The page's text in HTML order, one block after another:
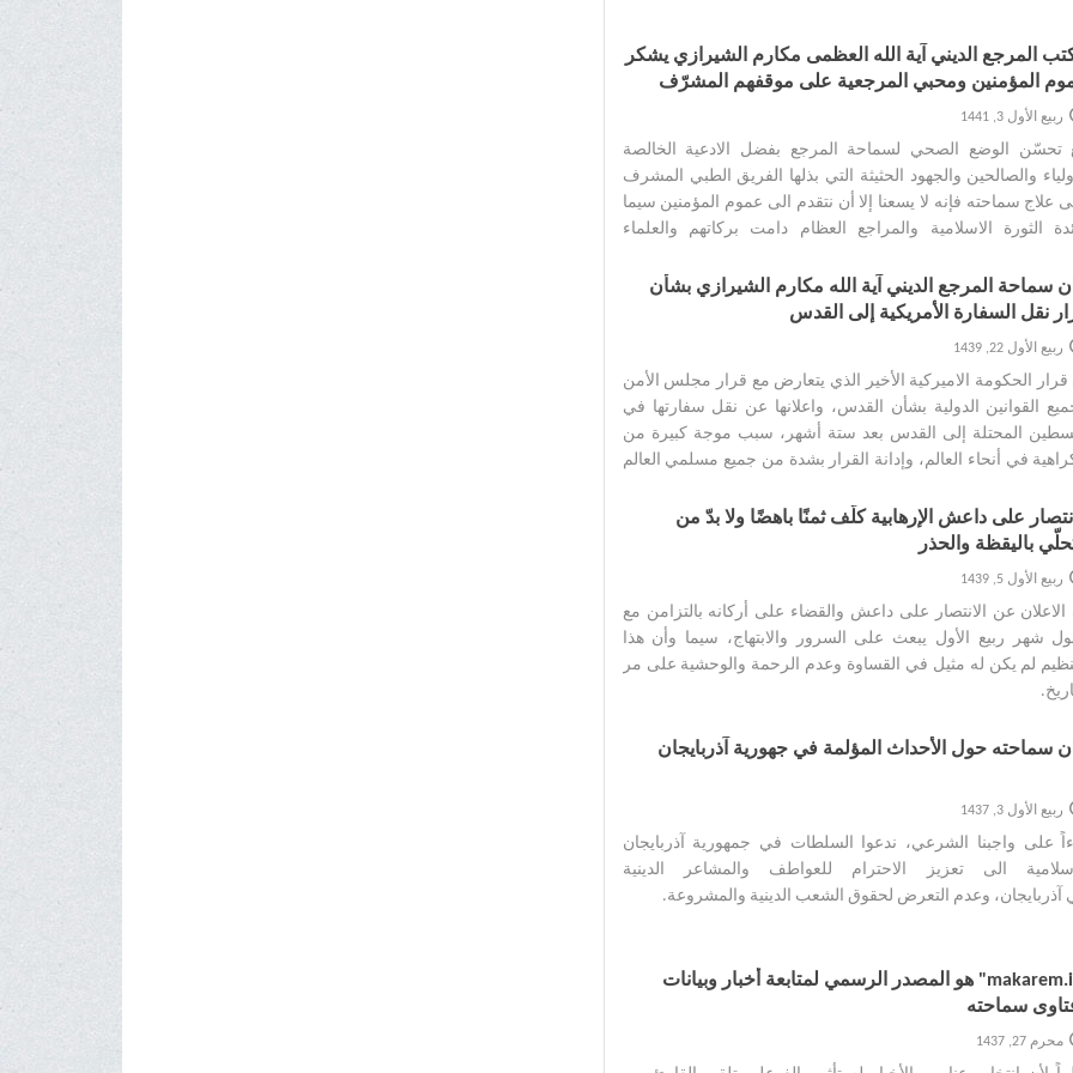
المرجع الديني آية الله العظمى مكارم الشيرازي يشكر
المؤمنين ومحبي المرجعية على موقفهم المشرّف
ربيع الأول 3, 1441
تحسّن الوضع الصحي لسماحة المرجع بفضل الادعية الخالصة
والصالحين والجهود الحثيثة التي بذلها الفريق الطبي المشرف
علاج سماحته فإنه لا يسعنا إلا أن نتقدم الى عموم المؤمنين سيما
الثورة الاسلامية والمراجع العظام دامت بركاتهم والعلماء
للمرجعية في داخل البلاد وخارجها الذين تجشموا عناء زيارة
أو عبروا عن حبهم وودهم له عبر ارسال برقيات واتصالات
بجزيل الشكر والعرفان.
سماحة المرجع الديني آية الله مكارم الشيرازي بشأن
نقل السفارة الأمريكية إلى القدس
ربيع الأول 22, 1439
قرار الحكومة الاميركية الأخير الذي يتعارض مع قرار مجلس الأمن
القوانين الدولية بشأن القدس، واعلانها عن نقل سفارتها في
المحتلة إلى القدس بعد ستة أشهر، سبب موجة كبيرة من
في أنحاء العالم، وإدانة القرار بشدة من جميع مسلمي العالم
على داعش الإرهابية كلّف ثمنًا باهضًا ولا بدّ من
باليقظة والحذر
ربيع الأول 5, 1439
الاعلان عن الانتصار على داعش والقضاء على أركانه بالتزامن مع
شهر ربيع الأول يبعث على السرور والابتهاج، سيما وأن هذا
لم يكن له مثيل في القساوة وعدم الرحمة والوحشية على مر
سماحته حول الأحداث المؤلمة في جهورية آذربايجان
ربيع الأول 3, 1437
على واجبنا الشرعي، ندعوا السلطات في جمهورية آذربايجان
الى تعزيز الاحترام للعواطف والمشاعر الدينية
آذربايجان، وعدم التعرض لحقوق الشعب الدينية والمشروعة.
"makarem.ir" هو المصدر الرسمي لمتابعة أخبار وبيانات
سماحته
محرم 27, 1437